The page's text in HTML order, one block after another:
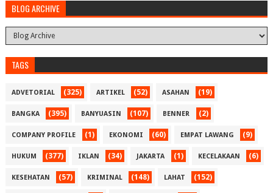
BLOG ARCHIVE
TAGS
ADVETORIAL (325) ARTIKEL (52) ASAHAN (19)
BANGKA (395) BANYUASIN (107) BENNER (2)
COMPANY PROFILE (1) EKONOMI (60) EMPAT LAWANG (9)
HUKUM (377) IKLAN (34) JAKARTA (1) KECELAKAAN (6)
KESEHATAN (57) KRIMINAL (148) LAHAT (152)